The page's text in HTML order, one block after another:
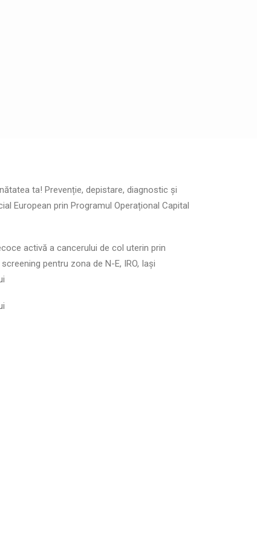
ta! Prevenție, depistare, diagnostic și
European prin Programul Operațional Capital
activă a cancerului de col uterin prin
pentru zona de N-E, IRO, Iași